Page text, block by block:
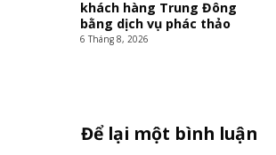
khách hàng Trung Đông
bằng dịch vụ phác thảo
6 Tháng 8, 2026
Để lại một bình luận